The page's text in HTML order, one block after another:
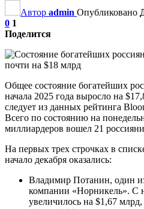
Автор admin Опубликовано
0 1
Поделится
Общее состояние богатейших
начала 2025 года выросло на
следует из данных рейтинга
Всего по состоянию на
миллиардеров вошел 21
На первых трех строчках в
начало декабря оказались:
Владимир Потанин, один
компании «Норникель». С
увеличилось на $1,67